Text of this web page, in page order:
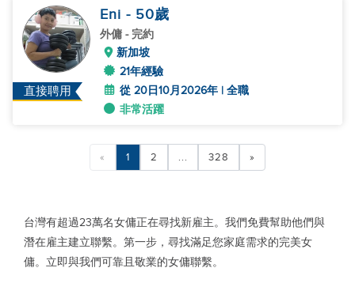
直接聘用
Eni - 50歲
外傭 - 完約
新加坡
21年經驗
從 20日10月2026年 | 全職
非常活躍
« 1 2 ... 328 »
台灣有超過23萬名女傭正在尋找新雇主。我們免費幫助他們與
潛在雇主建立聯繫。第一步，尋找滿足您家庭需求的完美女
傭。立即與我們可靠且敬業的女傭聯繫。